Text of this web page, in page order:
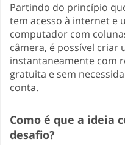
Partindo do princípio
tem acesso à internet e
computador com
câmera, é possível criar
instantaneamente com
gratuita e sem
conta.
Como é que a ideia
desafio?